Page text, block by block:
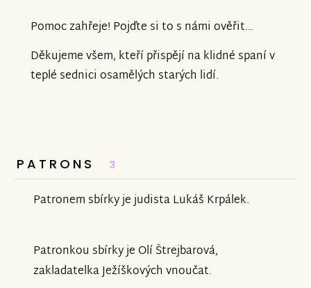
Pomoc zahřeje! Pojďte si to s námi ověřit…
Děkujeme všem, kteří přispějí na klidné spaní v
teplé sednici osamělých starých lidí.
PATRONS 3
Patronem sbírky je judista Lukáš Krpálek.
Patronkou sbírky je Olí Štrejbarová,
zakladatelka Ježíškových vnoučat.